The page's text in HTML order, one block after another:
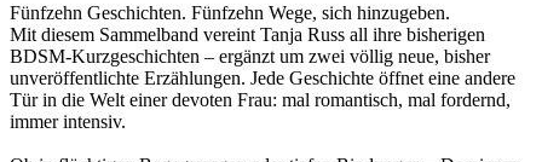
Fünfzehn Geschichten. Fünfzehn Wege, sich hinzugeben.
Mit diesem Sammelband vereint Tanja Russ all ihre bisherigen
BDSM-Kurzgeschichten – ergänzt um zwei völlig neue, bisher
unveröffentlichte Erzählungen. Jede Geschichte öffnet eine andere
Tür in die Welt einer devoten Frau: mal romantisch, mal fordernd,
immer intensiv.